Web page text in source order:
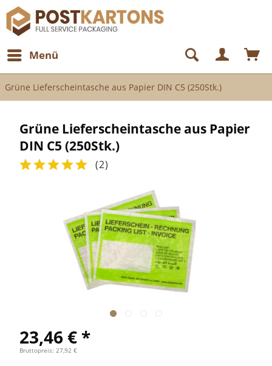
Menü
Grüne Lieferscheintasche aus Papier DIN C5 (250Stk.)
Grüne Lieferscheintasche aus Papier
DIN C5 (250Stk.)
(2)
23,46 € *
Bruttopreis: 27,92 €